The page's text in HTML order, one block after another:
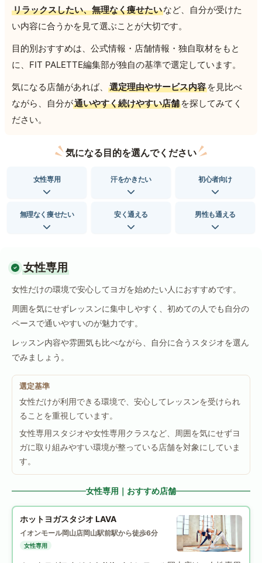
リラックスしたい、無理なく痩せたいなど、自分が受けた
い内容に合うかを見て選ぶことが大切です。
目的別おすすめは、公式情報・店舗情報・独自取材をもと
に、FIT PALETTE編集部が独自の基準で選定しています。
気になる店舗があれば、
選定理由やサービス内容 を見比べ
ながら、自分が通いやすく続けやすい店舗 を探してみてく
ださい。
気になる目的を選んでください
女性専用 汗をかきたい 初心者向け
無理なく痩せたい 安く通える 男性も通える
女性専用
女性だけの環境で安心してヨガを始めたい人におすすめです。
周囲を気にせずレッスンに集中しやすく、初めての人でも自分の
ペースで通いやすいのが魅力です。
レッスン内容や雰囲気も比べながら、自分に合うスタジオを選ん
でみましょう。
選定基準
女性だけが利用できる環境で、安心してレッスンを受けられ
ることを重視しています。
女性専用スタジオや女性専用クラスなど、周囲を気にせずヨ
ガに取り組みやすい環境が整っている店舗を対象にしていま
す。
女性専用｜おすすめ店舗
ホットヨガスタジオ LAVA
イオンモール岡山店岡山駅前駅から徒歩6分
女性専用